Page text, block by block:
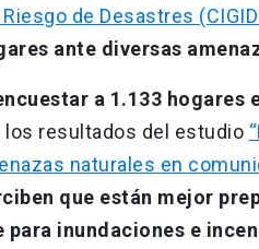
de Desastres
ante diversas
a 1.133 hogares
los resultados del estudio
naturales en
que están mejor
para inundaciones e